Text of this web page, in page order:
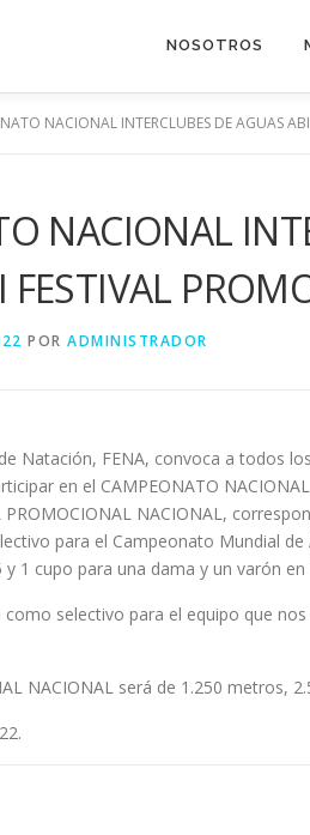
NOSOTROS
NACIONAL INTERCLUBES DE AGUAS
NACIONAL
FESTIVAL
POR ADMINISTRADOR
Natación, FENA, convoca a todos
en el CAMPEONATO NACIONAL
PROMOCIONAL NACIONAL,
para el Campeonato Mundial
1 cupo para una dama y un varón
selectivo para el equipo que nos
NACIONAL será de 1.250 metros,